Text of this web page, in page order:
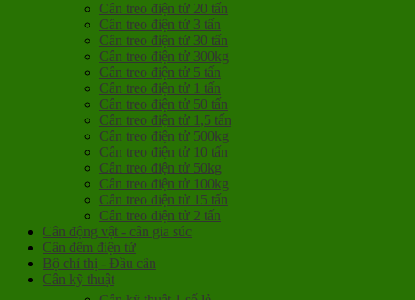
Cân treo điện tử 20 tấn
Cân treo điện tử 3 tấn
Cân treo điện tử 30 tấn
Cân treo điện tử 300kg
Cân treo điện tử 5 tấn
Cân treo điện tử 1 tấn
Cân treo điện tử 50 tấn
Cân treo điện tử 1,5 tấn
Cân treo điện tử 500kg
Cân treo điện tử 10 tấn
Cân treo điện tử 50kg
Cân treo điện tử 100kg
Cân treo điện tử 15 tấn
Cân treo điện tử 2 tấn
Cân động vật - cân gia súc
Cân đếm điện tử
Bộ chỉ thị - Đầu cân
Cân kỹ thuật